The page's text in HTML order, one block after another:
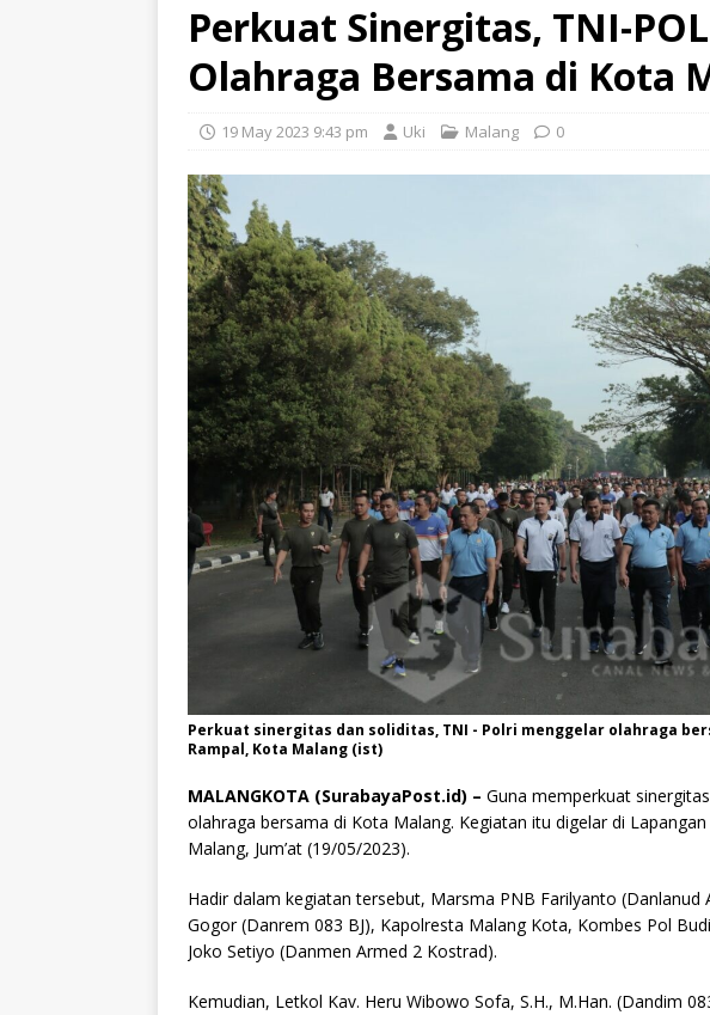
Perkuat Sinergitas, TNI-
Olahraga Bersama di Kota
19 May 2023 9:43 pm Uki Malang 0
Perkuat sinergitas dan soliditas, TNI - Polri menggelar olahraga
Rampal, Kota Malang (ist)
MALANGKOTA (SurabayaPost.id) – Guna memperkuat
olahraga bersama di Kota Malang. Kegiatan itu digelar di
Malang, Jum’at (19/05/2023).
Hadir dalam kegiatan tersebut, Marsma PNB Farilyanto (Danlanud
Gogor (Danrem 083 BJ), Kapolresta Malang Kota, Kombes Pol
Joko Setiyo (Danmen Armed 2 Kostrad).
Kemudian, Letkol Kav. Heru Wibowo Sofa, S.H., M.Han. (Dandim